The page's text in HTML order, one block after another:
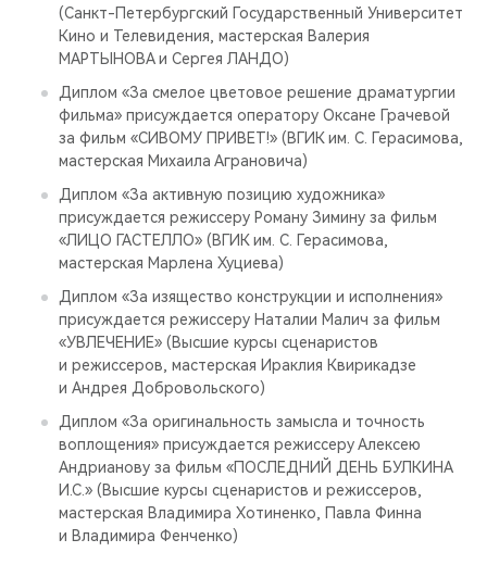
(Санкт-Петербургский Государственный Университет
Кино и Телевидения, мастерская Валерия
МАРТЫНОВА и Сергея ЛАНДО)
Диплом «За смелое цветовое решение драматургии
фильма» присуждается оператору Оксане Грачевой
за фильм «СИВОМУ ПРИВЕТ!» (ВГИК им. С. Герасимова,
мастерская Михаила Аграновича)
Диплом «За активную позицию художника»
присуждается режиссеру Роману Зимину за фильм
«ЛИЦО ГАСТЕЛЛО» (ВГИК им. С. Герасимова,
мастерская Марлена Хуциева)
Диплом «За изящество конструкции и исполнения»
присуждается режиссеру Наталии Малич за фильм
«УВЛЕЧЕНИЕ» (Высшие курсы сценаристов
и режиссеров, мастерская Ираклия Квирикадзе
и Андрея Добровольского)
Диплом «За оригинальность замысла и точность
воплощения» присуждается режиссеру Алексею
Андрианову за фильм «ПОСЛЕДНИЙ ДЕНЬ БУЛКИНА
И.С.» (Высшие курсы сценаристов и режиссеров,
мастерская Владимира Хотиненко, Павла Финна
и Владимира Фенченко)